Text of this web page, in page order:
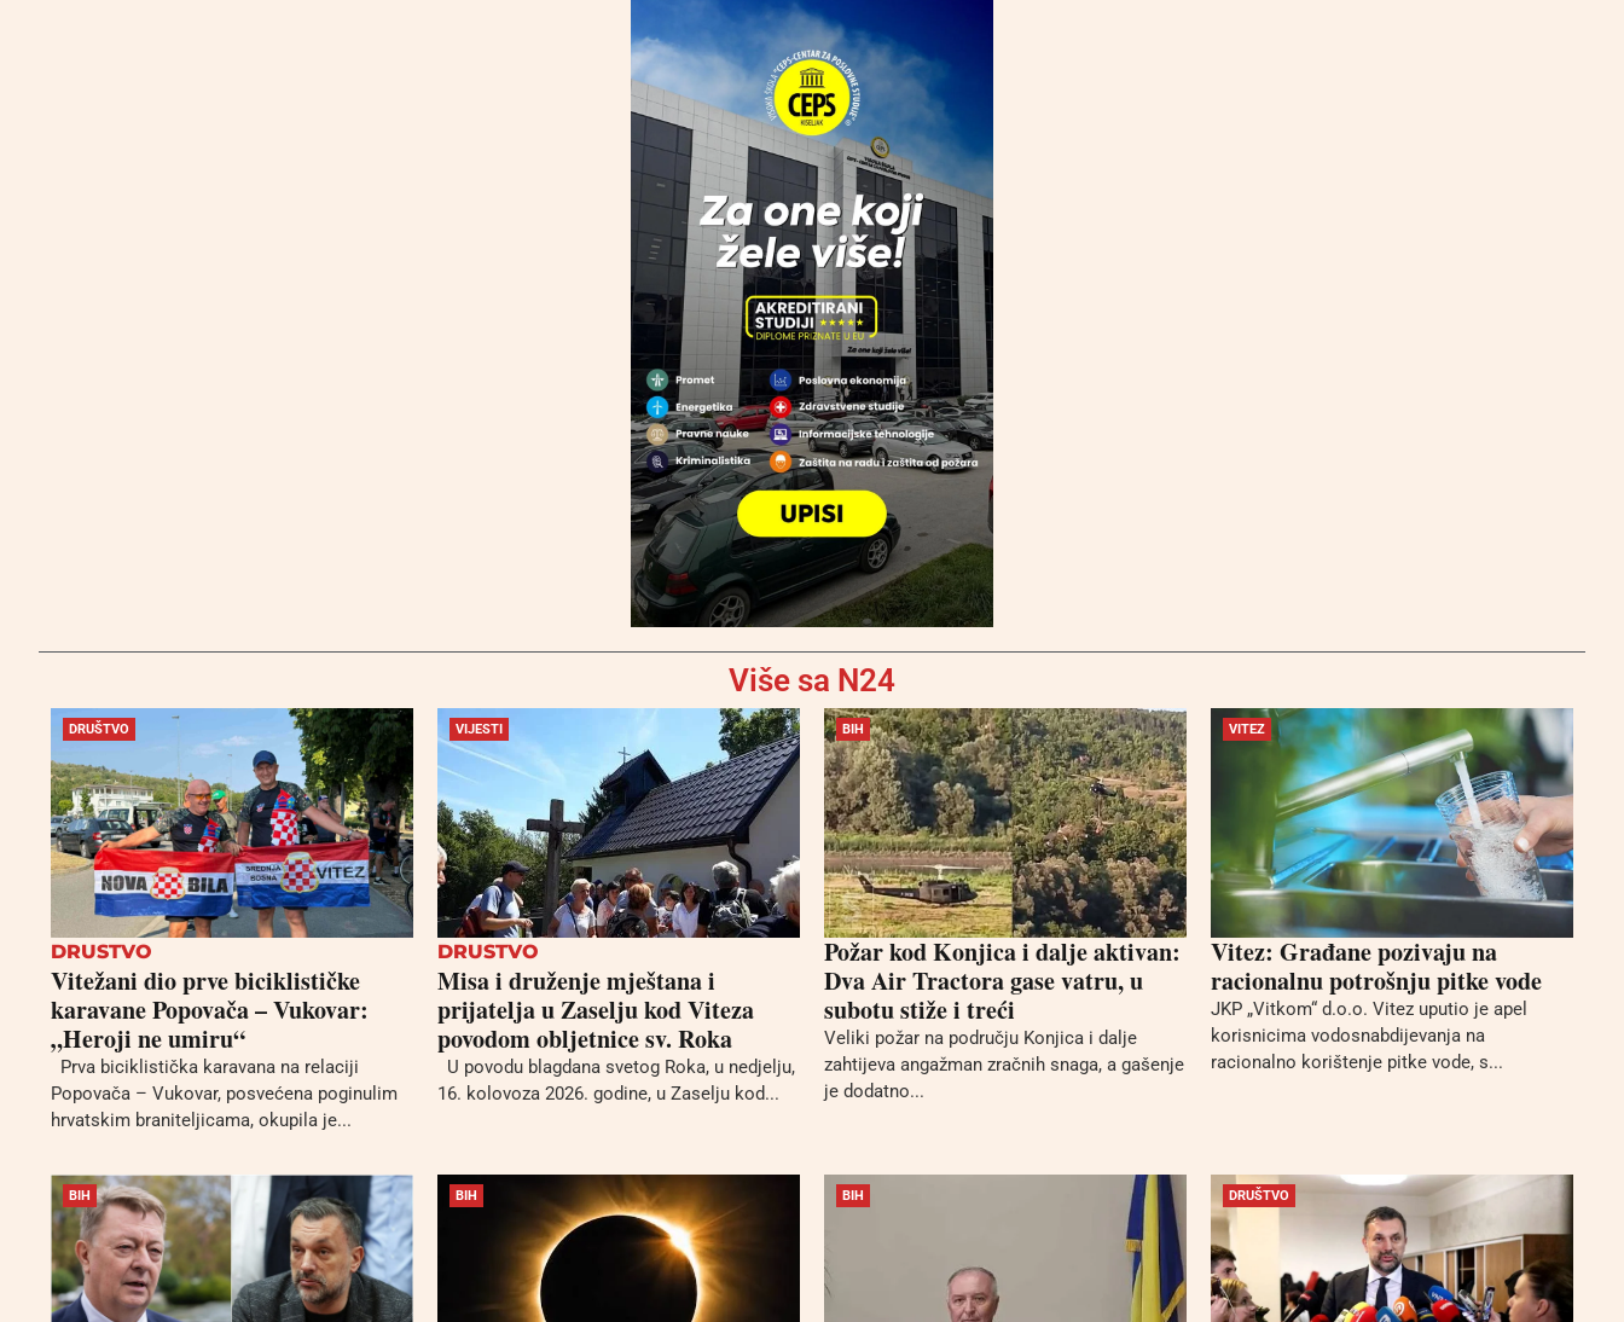
Više sa N24
DRUŠTVO
DRUSTVO
Vitežani dio prve biciklističke
karavane Popovača – Vukovar:
„Heroji ne umiru“
Prva biciklistička karavana na relaciji
Popovača – Vukovar, posvećena poginulim
hrvatskim braniteljicama, okupila je...
VIJESTI
DRUSTVO
Misa i druženje mještana i
prijatelja u Zaselju kod Viteza
povodom obljetnice sv. Roka
U povodu blagdana svetog Roka, u nedjelju,
16. kolovoza 2026. godine, u Zaselju kod...
BIH
Požar kod Konjica i dalje aktivan:
Dva Air Tractora gase vatru, u
subotu stiže i treći
Veliki požar na području Konjica i dalje
zahtijeva angažman zračnih snaga, a gašenje
je dodatno...
VITEZ
Vitez: Građane pozivaju na
racionalnu potrošnju pitke vode
JKP „Vitkom“ d.o.o. Vitez uputio je apel
korisnicima vodosnabdijevanja na
racionalno korištenje pitke vode, s...
BIH BIH BIH DRUŠTVO